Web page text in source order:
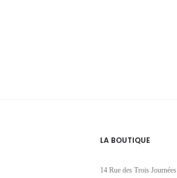
LA BOUTIQUE
14 Rue des Trois Journées